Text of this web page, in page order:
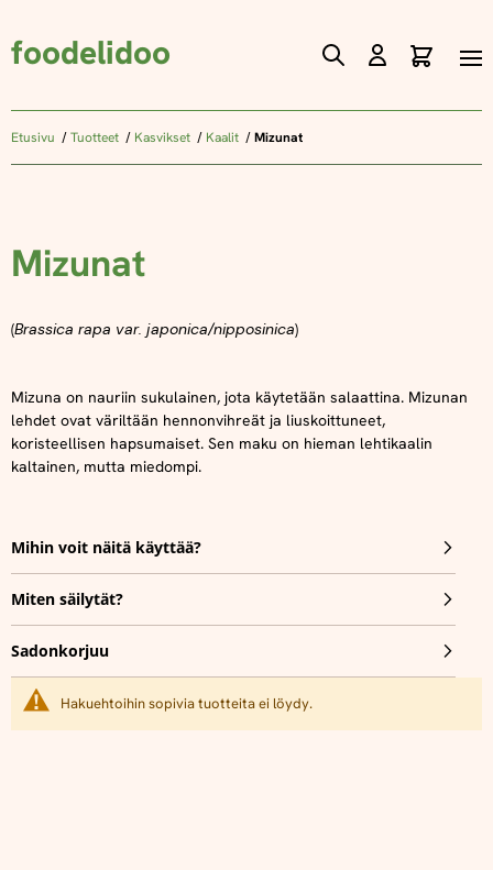
foodelidoo
Skip
Content
Etusivu Tuotteet Kasvikset Kaalit Mizunat
Mizunat
(Brassica rapa var. japonica/nipposinica)
Mizuna on nauriin sukulainen, jota käytetään salaattina. Mizunan
lehdet ovat väriltään hennonvihreät ja liuskoittuneet,
koristeellisen hapsumaiset. Sen maku on hieman lehtikaalin
kaltainen, mutta miedompi.
Mihin voit näitä käyttää?
Miten säilytät?
Sadonkorjuu
Hakuehtoihin sopivia tuotteita ei löydy.